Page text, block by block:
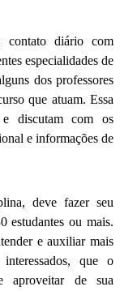
contato diário com
especialidades de
dos professores
que atuam. Essa
discutam com os
e informações de
deve fazer seu
estudantes ou mais.
e auxiliar mais
que o
aproveitar de sua